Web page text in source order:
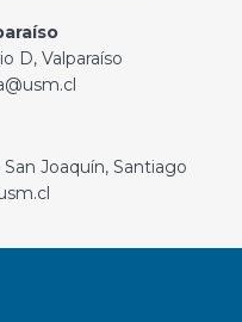
D, Valparaíso
Joaquín, Santiago